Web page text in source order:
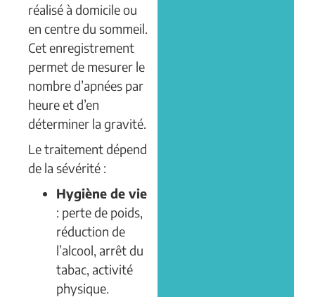
réalisé à domicile ou
en centre du sommeil.
Cet enregistrement
permet de mesurer le
nombre d’apnées par
heure et d’en
déterminer la gravité.
Le traitement dépend
de la sévérité :
Hygiène de vie
: perte de poids,
réduction de
l’alcool, arrêt du
tabac, activité
physique.